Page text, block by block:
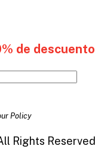
de descuento
Policy
Rights Reserved